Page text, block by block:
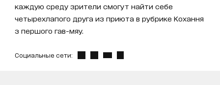
каждую среду зрители смогут найти себе
четырехлапого друга из приюта в рубрике Кохання
з першого гав-мяу.
Социальные сети: